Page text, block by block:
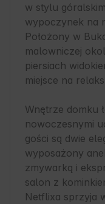
w stylu
wypoczynek na
Położony w
malowniczej
piersiach
miejsce na
Wnętrze domku
nowoczesnymi
gości są dwie
wyposażony
zmywarką i
salon z
Netflixa sprzyja